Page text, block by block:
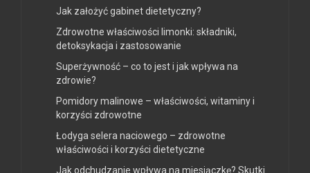
Jak założyć gabinet dietetyczny?
Zdrowotne właściwości limonki: składniki,
detoksykacja i zastosowanie
Superżywność – co to jest i jak wpływa na
zdrowie?
Pomidory malinowe – właściwości, witaminy i
korzyści zdrowotne
Łodyga selera naciowego – zdrowotne
właściwości i korzyści dietetyczne
Jak odchudzanie wpływa na miesiączkę? Skutki